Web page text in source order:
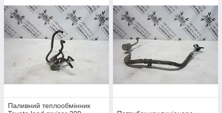
Паливний теплообмінник